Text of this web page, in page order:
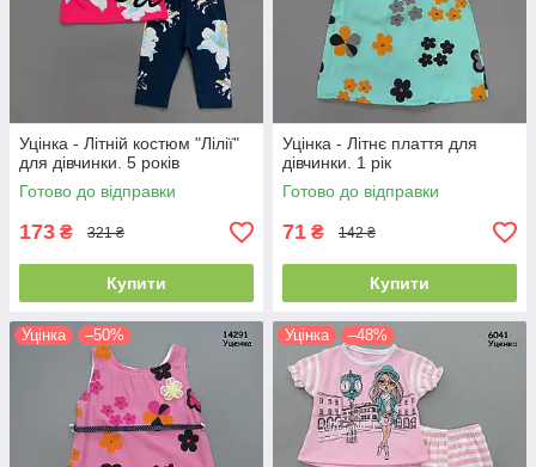
Уцінка - Літній костюм "Лілії"
для дівчинки. 5 років
Готово до відправки
173 ₴ 321 ₴
Купити
Уцінка - Літнє плаття для
дівчинки. 1 рік
Готово до відправки
71 ₴ 142 ₴
Купити
Уцінка –50% Уцінка –48%